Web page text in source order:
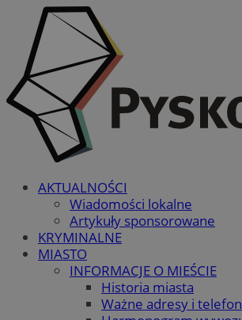
AKTUALNOŚCI
Wiadomości lokalne
Artykuły sponsorowane
KRYMINALNE
MIASTO
INFORMACJE O MIEŚCIE
Historia miasta
Ważne adresy i